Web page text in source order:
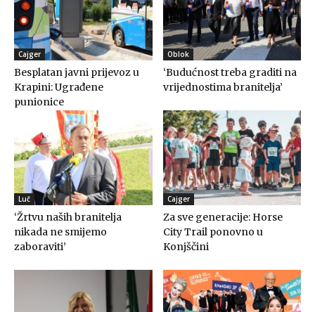
Cajger
Besplatan javni prijevoz u
Krapini: Ugrađene
punionice
Oblok
‘Budućnost treba graditi na
vrijednostima branitelja’
Luč
‘Žrtvu naših branitelja
nikada ne smijemo
zaboraviti’
Cajger
Za sve generacije: Horse
City Trail ponovno u
Konjščini